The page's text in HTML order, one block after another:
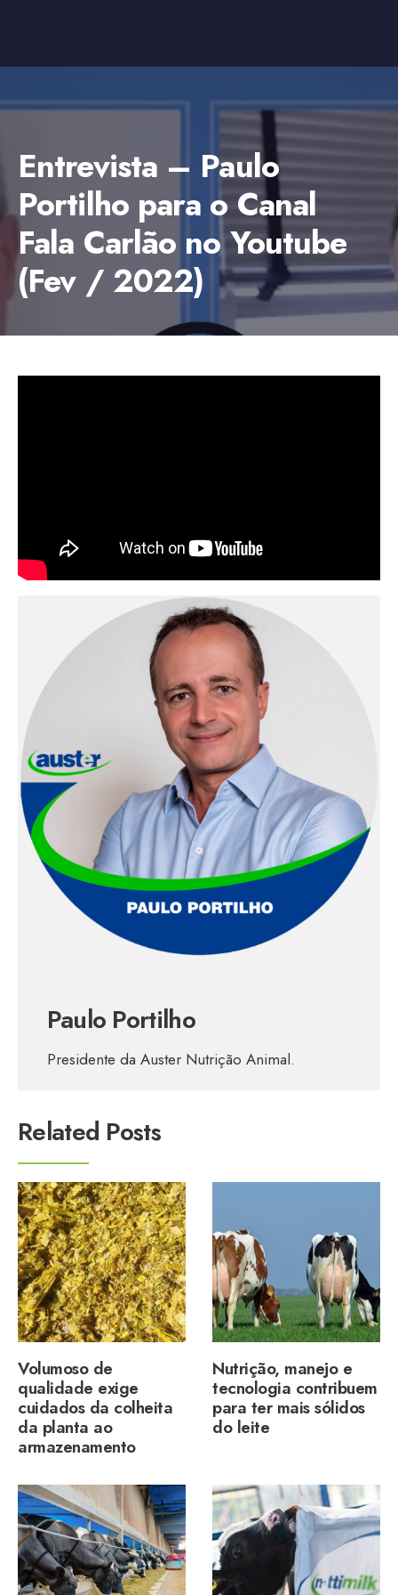
Entrevista – Paulo
Portilho para o Canal
Fala Carlão no Youtube
(Fev / 2022)
Paulo Portilho
Presidente da Auster Nutrição Animal.
Related Posts
Volumoso de
qualidade exige
cuidados da colheita
da planta ao
armazenamento
Nutrição, manejo e
tecnologia contribuem
para ter mais sólidos
do leite